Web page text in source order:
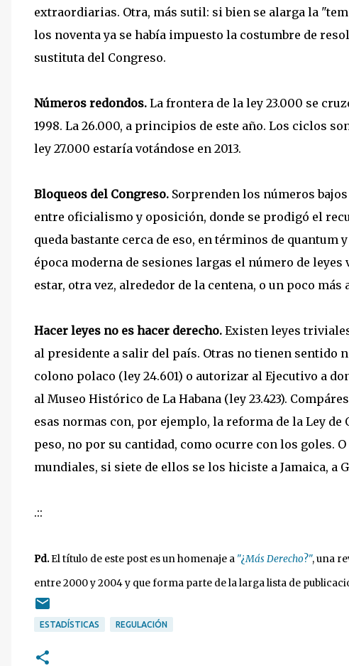
extraordiarias. Otra, más sutil: si bien se alarga la
los noventa ya se había impuesto la costumbre de
sustituta del Congreso.
Números redondos. La frontera de la ley 23.000 se
1998. La 26.000, a principios de este año. Los ciclos
ley 27.000 estaría votándose en 2013.
Bloqueos del Congreso. Sorprenden los números bajos
entre oficialismo y oposición, donde se prodigó el
queda bastante cerca de eso, en términos de
época moderna de sesiones largas el número de leyes
estar, otra vez, alrededor de la centena, o un poco más
Hacer leyes no es hacer derecho. Existen leyes
al presidente a salir del país. Otras no tienen sentido
colono polaco (ley 24.601) o autorizar al Ejecutivo a
al Museo Histórico de La Habana (ley 23.423).
esas normas con, por ejemplo, la reforma de la Ley de
peso, no por su cantidad, como ocurre con los goles.
mundiales, si siete de ellos se los hiciste a Jamaica, a
.::
Pd. El título de este post es un homenaje a "¿Más Derecho?", una
entre 2000 y 2004 y que forma parte de la larga lista de
ESTADÍSTICAS REGULACIÓN